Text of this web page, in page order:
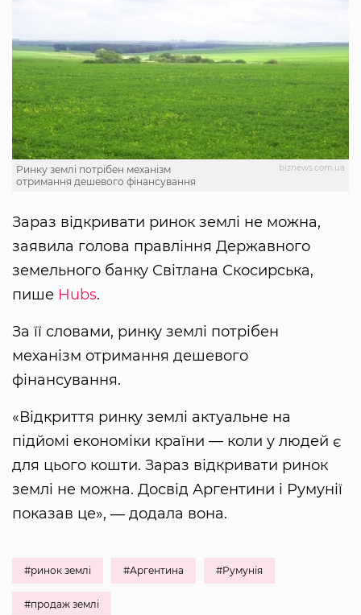
biznews.com.ua
Ринку землі потрібен механізм
отримання дешевого фінансування
Зараз відкривати ринок землі не можна,
заявила голова правління Державного
земельного банку Світлана Скосирська,
пише Hubs.
За її словами, ринку землі потрібен
механізм отримання дешевого
фінансування.
«Відкриття ринку землі актуальне на
підйомі економіки країни — коли у людей є
для цього кошти. Зараз відкривати ринок
землі не можна. Досвід Аргентини і Румунії
показав це», ― додала вона.
#ринок землі #Аргентина #Румунія
#продаж землі